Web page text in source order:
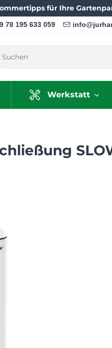
für Ihre
78 195 633 059
Werkstatt